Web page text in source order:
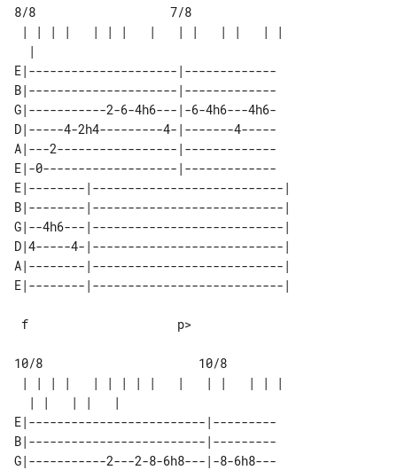
8/8                   7/8
E|---------------------|-------------
B|---------------------|-------------
G|-----------2-6-4h6---|-6-4h6---4h6-
D|-----4-2h4---------4-|-------4-----
A|---2-----------------|-------------
E|-0-------------------|-------------
E|--------|---------------------------|
B|--------|---------------------------|
G|--4h6---|---------------------------|
D|4-----4-|---------------------------|
A|--------|---------------------------|
10/8                      10/8
E|-------------------------|---------
B|-------------------------|---------
G|-----------2---2-8-6h8---|-8-6h8---